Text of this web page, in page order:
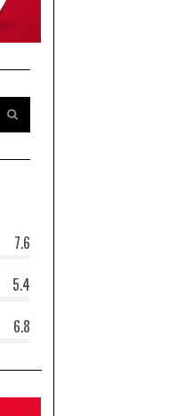
7.6
5.4
6.8